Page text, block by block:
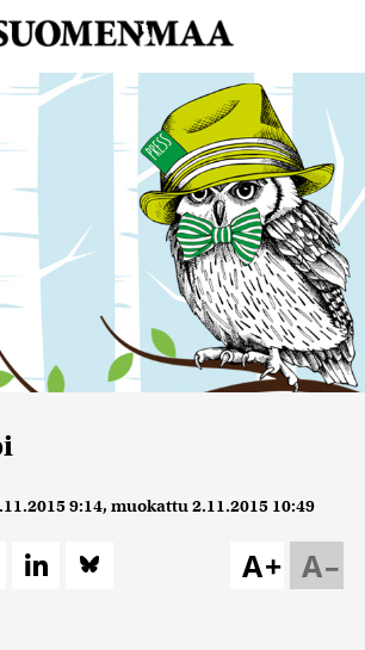
9:14, muokattu2.11.2015 10:49
A–
A+